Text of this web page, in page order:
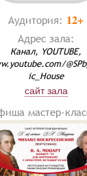
Аудитория: 12+
Адрес зала:
Канал, YOUTUBE,
ic_House
сайт зала
мастер-